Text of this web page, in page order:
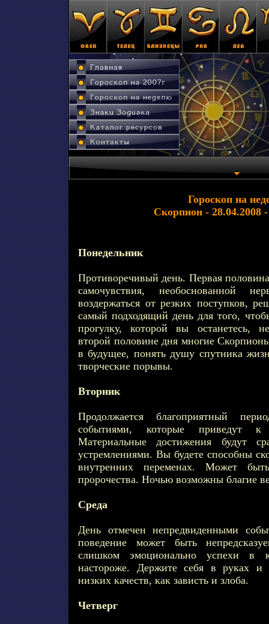
Гороскоп на
Скорпион - 28.04.2008 -
Понедельник
Противоречивый день. Первая
самочувствия, необоснованной
воздержаться от резких поступков,
самый подходящий день для того,
прогулку, которой вы останетесь,
второй половине дня многие
в будущее, понять душу спутника
творческие порывы.
Вторник
Продолжается благоприятный
событиями, которые приведут к
Материальные достижения будут
устремлениями. Вы будете способны
внутренних переменах. Может
пророчества. Ночью возможны благие
Среда
День отмечен непредвиденными
поведение может быть
слишком эмоционально успехи в
настороже. Держите себя в руках и
низких качеств, как зависть и злоба.
Четверг